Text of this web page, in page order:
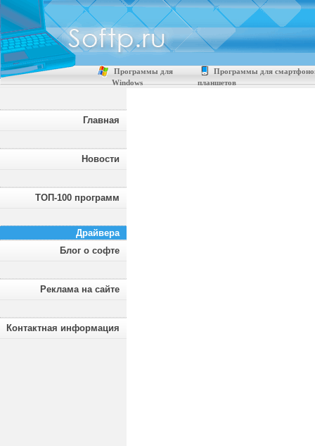
Программы для
Windows
Программы для
планшетов
Главная
Новости
ТОП-100 программ
Драйвера
Блог о софте
Реклама на сайте
Контактная информация